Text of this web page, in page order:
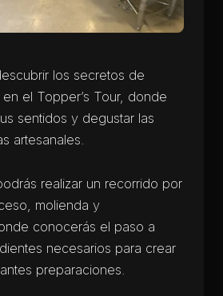
los secretos de
el Topper’s Tour, donde
sentidos y degustar las
artesanales.
realizar un recorrido por
molienda y
conocerás el paso a
necesarios para crear
preparaciones.